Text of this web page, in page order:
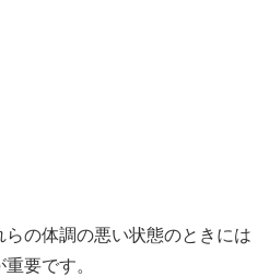
の体調の悪い状態のときには
要です。